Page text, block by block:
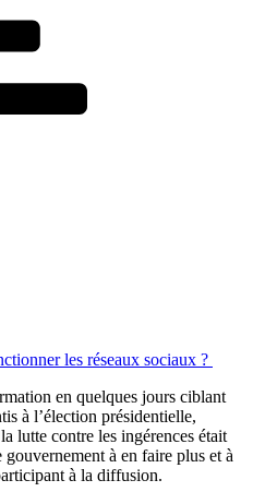
les réseaux sociaux ?
en quelques jours ciblant
à l’élection présidentielle,
lutte contre les ingérences était
à en faire plus et à
à la diffusion.